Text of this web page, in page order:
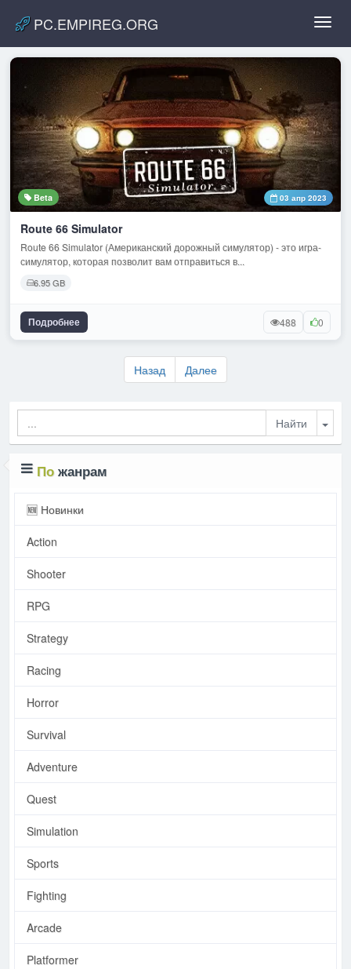
PC.EMPIREG.ORG
Beta 03 апр 2023
Route 66 Simulator
Route 66 Simulator (Американский дорожный симулятор) - это игра-
симулятор, которая позволит вам отправиться в...
6.95 GB
Подробнее 488 0
Назад Далее
По жанрам
🆕 Новинки
Action
Shooter
RPG
Strategy
Racing
Horror
Survival
Adventure
Quest
Simulation
Sports
Fighting
Arcade
Platformer